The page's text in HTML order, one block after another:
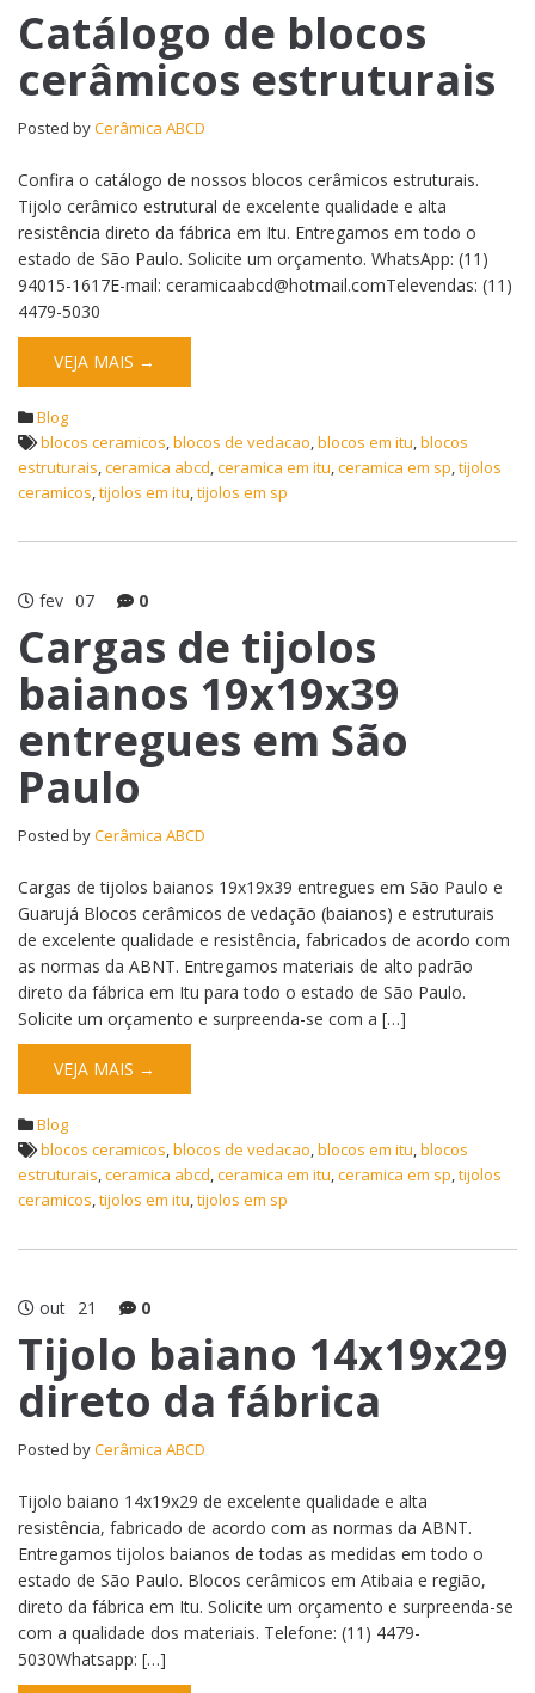
Catálogo de blocos
cerâmicos estruturais
Posted byCerâmica ABCD
Confira o catálogo de nossos blocos cerâmicos estruturais.
Tijolo cerâmico estrutural de excelente qualidade e alta
resistência direto da fábrica em Itu. Entregamos em todo o
estado de São Paulo. Solicite um orçamento. WhatsApp: (11)
94015-1617E-mail: ceramicaabcd@hotmail.comTelevendas: (11)
4479-5030
VEJA MAIS →
Blog
blocos ceramicos,blocos de vedacao,blocos em itu,blocos
estruturais,ceramica abcd,ceramica em itu,ceramica em sp,tijolos
ceramicos,tijolos em itu,tijolos em sp
fev 07 0
Cargas de tijolos
baianos 19x19x39
entregues em São
Paulo
Posted byCerâmica ABCD
Cargas de tijolos baianos 19x19x39 entregues em São Paulo e
Guarujá Blocos cerâmicos de vedação (baianos) e estruturais
de excelente qualidade e resistência, fabricados de acordo com
as normas da ABNT. Entregamos materiais de alto padrão
direto da fábrica em Itu para todo o estado de São Paulo.
Solicite um orçamento e surpreenda-se com a […]
VEJA MAIS →
Blog
blocos ceramicos,blocos de vedacao,blocos em itu,blocos
estruturais,ceramica abcd,ceramica em itu,ceramica em sp,tijolos
ceramicos,tijolos em itu,tijolos em sp
out 21 0
Tijolo baiano 14x19x29
direto da fábrica
Posted byCerâmica ABCD
Tijolo baiano 14x19x29 de excelente qualidade e alta
resistência, fabricado de acordo com as normas da ABNT.
Entregamos tijolos baianos de todas as medidas em todo o
estado de São Paulo. Blocos cerâmicos em Atibaia e região,
direto da fábrica em Itu. Solicite um orçamento e surpreenda-se
com a qualidade dos materiais. Telefone: (11) 4479-
5030Whatsapp: […]